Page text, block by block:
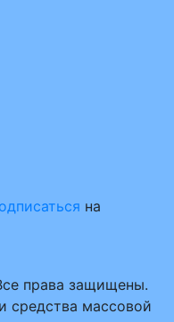
на
права защищены.
средства массовой